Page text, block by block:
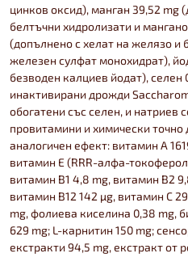
цинков оксид), манган 39,52 mg
белтъчни хидролизати и
(допълнено с хелат на желязо и
железен сулфат монохидрат),
безводен калциев йодат), селен
инактивирани дрожди
обогатени със селен, и натриев
провитамини и химически
аналогичен ефект: витамин A
витамин E (RRR-алфа-
витамин B1 4,8 mg, витамин B2
витамин B12 142 µg, витамин C
mg, фолиева киселина 0,38 mg,
629 mg; L-карнитин 150 mg;
екстракти 94,5 mg, екстракт от